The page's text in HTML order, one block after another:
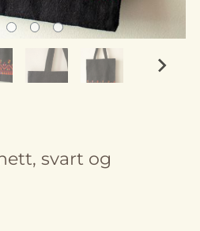
svart og